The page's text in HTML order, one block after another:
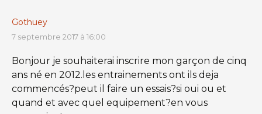
Gothuey
7 septembre 2017 à 16:00
Bonjour je souhaiterai inscrire mon garçon de cinq
ans né en 2012.les entrainements ont ils deja
commencés?peut il faire un essais?si oui ou et
quand et avec quel equipement?en vous